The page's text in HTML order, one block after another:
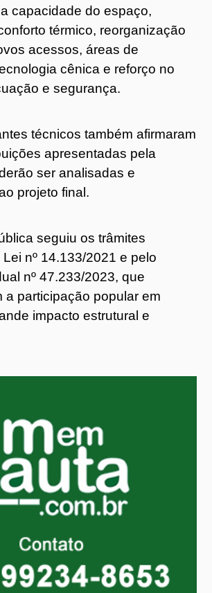
capacidade do espaço,
térmico, reorganização
acessos, áreas de
cênica e reforço no
e segurança.
técnicos também afirmaram
apresentadas pela
ser analisadas e
projeto final.
seguiu os trâmites
nº 14.133/2021 e pelo
nº 47.233/2023, que
a participação popular em
impacto estrutural e